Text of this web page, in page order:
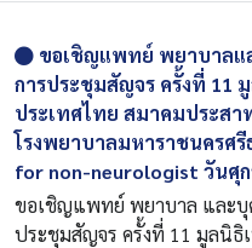
ขอเชิญแพทย์ พยาบาลแ
การประชุมสัญจร ครั้งที่ 11
ประเทศไทย สมาคมประส
โรงพยาบาลมหาราชนครศ
for non-neurologist วันศุ
ขอเชิญแพทย์ พยาบาล และบุ
ประชุมสัญจร ครั้งที่ 11 มูลนิธิ